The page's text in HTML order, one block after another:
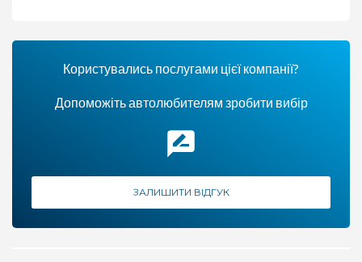
Користувались послугами цієї компанії?
Допоможіть автолюбителям зробити вибір
ЗАЛИШИТИ ВІДГУК